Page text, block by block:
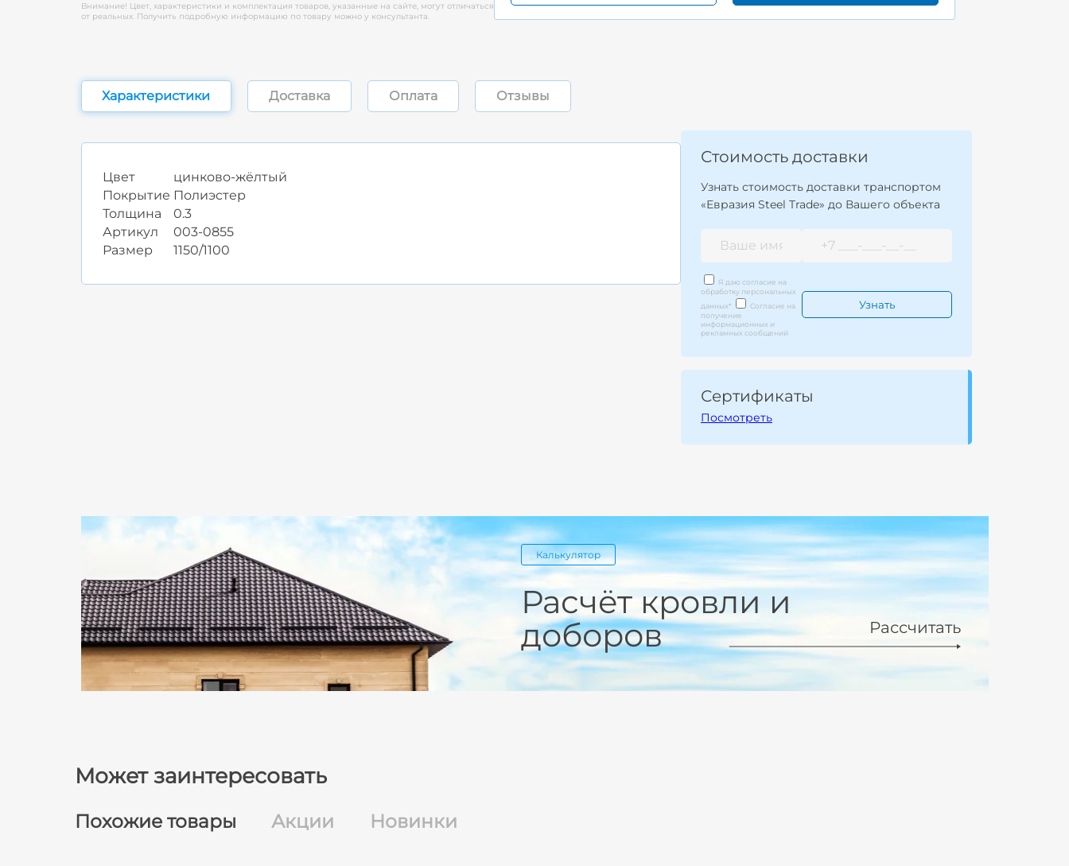
Внимание! Цвет, характеристики и комплектация товаров, указанные на сайте, могут отличаться
от реальных. Получить подробную информацию по товару можно у консультанта.
Характеристики Доставка Оплата Отзывы
Цвет
цинково-жёлтый
Покрытие Полиэстер
Толщина
0.3
Артикул
003-0855
Размер
1150/1100
Стоимость доставки
Узнать стоимость доставки транспортом
«Евразия Steel Trade» до Вашего объекта
Я даю согласие на
обработку персональных
данных*
Согласие на
получение
информационных и
рекламных сообщений
Сертификаты
Посмотреть
Калькулятор
Расчёт кровли и
доборов
Рассчитать
Может заинтересовать
Похожие товары Акции Новинки